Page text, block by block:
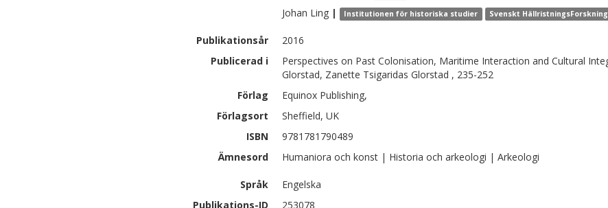
Johan Ling | Institutionen för historiska studier Svenskt
Publikationsår
2016
Publicerad i
Perspectives on Past Colonisation, Maritime Interaction and Cultural
Glorstad, Zanette Tsigaridas Glorstad , 235-252
Förlag
Equinox Publishing,
Förlagsort
Sheffield, UK
ISBN
9781781790489
Ämnesord
Humaniora och konst | Historia och arkeologi | Arkeologi
Språk
Engelska
Publikations-ID
253078